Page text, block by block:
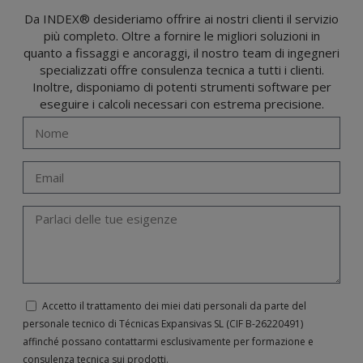
conformità con le disposizioni del regolamento generale sulla protezione dei dati
(GDPR) del 27 aprile 2016 inviando una lettera al responsabile del trattamento:
Valentín Gómez, Direttore, insieme a una fotocopia della sua carta d'identità, a
TÉCNICAS EXPANSIVAS SL | P.I. La Portalada II | c/ Segador 13, 26006 | Logroño (La
Rioja) o inviando un’email al seguente indirizzo info@indexfix.com.
Da INDEX® desideriamo offrire ai nostri clienti il servizio
più completo. Oltre a fornire le migliori soluzioni in
quanto a fissaggi e ancoraggi, il nostro team di ingegneri
specializzati offre consulenza tecnica a tutti i clienti.
Inoltre, disponiamo di potenti strumenti software per
eseguire i calcoli necessari con estrema precisione.
Accetto il trattamento dei miei dati personali da parte del
personale tecnico di Técnicas Expansivas SL (CIF B-­26220491)
affinché possano contattarmi esclusivamente per formazione e
consulenza tecnica sui prodotti.